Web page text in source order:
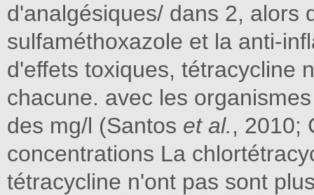
d'analgésiques/ dans 2, alors
sulfaméthoxazole et la anti-
d'effets toxiques, tétracycline
chacune. avec les
des mg/l (Santos et al., 2010;
concentrations La
tétracycline n'ont pas sont